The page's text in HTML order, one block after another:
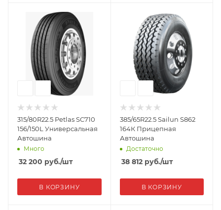
315/80R22.5 Petlas SC710
156/150L Универсальная
Автошина
Много
32 200 руб./шт
В КОРЗИНУ
385/65R22.5 Sailun S862
164К Прицепная
Автошина
Достаточно
38 812руб./шт
В КОРЗИНУ